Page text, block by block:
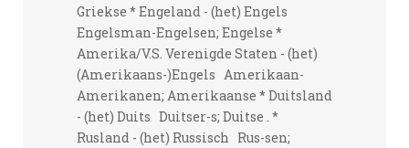
Griekse * Engeland - (het) Engels
Engelsman-Engelsen; Engelse *
Amerika/V.S. Verenigde Staten - (het)
(Amerikaans-)Engels Amerikaan-
Amerikanen; Amerikaanse * Duitsland
- (het) Duits Duitser-s; Duitse . *
Rusland - (het) Russisch Rus-sen;